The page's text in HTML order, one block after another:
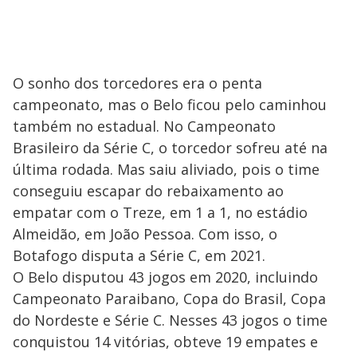
O sonho dos torcedores era o penta
campeonato, mas o Belo ficou pelo caminhou
também no estadual. No Campeonato
Brasileiro da Série C, o torcedor sofreu até na
última rodada. Mas saiu aliviado, pois o time
conseguiu escapar do rebaixamento ao
empatar com o Treze, em 1 a 1, no estádio
Almeidão, em João Pessoa. Com isso, o
Botafogo disputa a Série C, em 2021.
O Belo disputou 43 jogos em 2020, incluindo
Campeonato Paraibano, Copa do Brasil, Copa
do Nordeste e Série C. Nesses 43 jogos o time
conquistou 14 vitórias, obteve 19 empates e